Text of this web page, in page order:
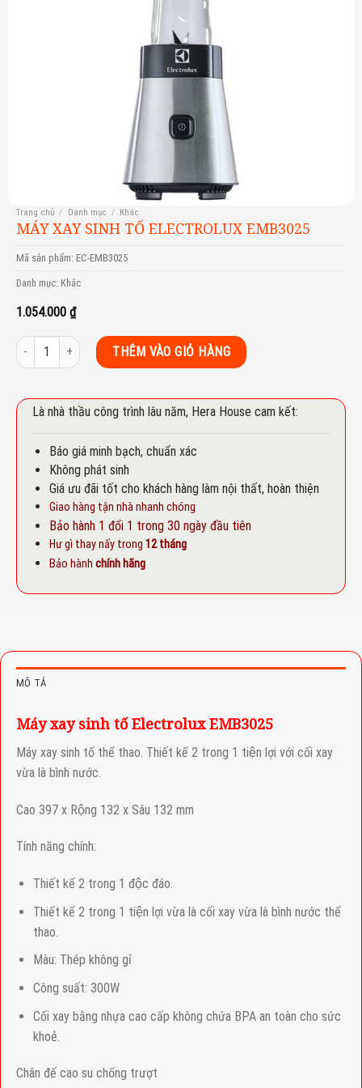
Trang chủ / Danh mục / Khác
MÁY XAY SINH TỐ ELECTROLUX EMB3025
Mã sản phẩm: EC-EMB3025
Danh mục: Khác
1.054.000 ₫
Máy xay sinh tố Electrolux EMB3025 số lượng
THÊM VÀO GIỎ HÀNG
Là nhà thầu công trình lâu năm, Hera House cam kết:
Báo giá minh bạch, chuẩn xác
Không phát sinh
Giá ưu đãi tốt cho khách hàng làm nội thất, hoàn thiện
Giao hàng tận nhà nhanh chóng
Bảo hành 1 đổi 1 trong 30 ngày đầu tiên
Hư gì thay nấy trong 12 tháng
Bảo hành chính hãng
MÔ TẢ
Máy xay sinh tố Electrolux EMB3025
Máy xay sinh tố thể thao. Thiết kế 2 trong 1 tiện lợi với cối xay
vừa là bình nước.
Cao 397 x Rộng 132 x Sâu 132 mm
Tính năng chính:
Thiết kế 2 trong 1 độc đáo.
Thiết kế 2 trong 1 tiện lợi vừa là cối xay vừa là bình nước thể
thao.
Màu: Thép không gỉ
Công suất: 300W
Cối xay bằng nhựa cao cấp không chứa BPA an toàn cho sức
khoẻ.
Chân đế cao su chống trượt